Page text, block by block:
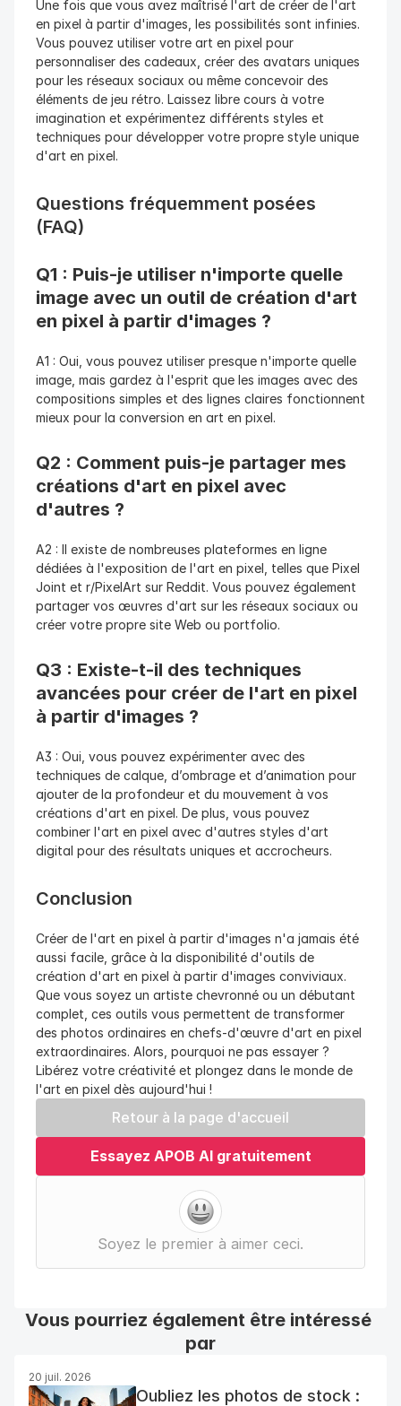
Une fois que vous avez maîtrisé l'art de créer de l'art
en pixel à partir d'images, les possibilités sont infinies.
Vous pouvez utiliser votre art en pixel pour
personnaliser des cadeaux, créer des avatars uniques
pour les réseaux sociaux ou même concevoir des
éléments de jeu rétro. Laissez libre cours à votre
imagination et expérimentez différents styles et
techniques pour développer votre propre style unique
d'art en pixel.
Questions fréquemment posées
(FAQ)
Q1 : Puis-je utiliser n'importe quelle
image avec un outil de création d'art
en pixel à partir d'images ?
A1 : Oui, vous pouvez utiliser presque n'importe quelle
image, mais gardez à l'esprit que les images avec des
compositions simples et des lignes claires fonctionnent
mieux pour la conversion en art en pixel.
Q2 : Comment puis-je partager mes
créations d'art en pixel avec
d'autres ?
A2 : Il existe de nombreuses plateformes en ligne
dédiées à l'exposition de l'art en pixel, telles que Pixel
Joint et r/PixelArt sur Reddit. Vous pouvez également
partager vos œuvres d'art sur les réseaux sociaux ou
créer votre propre site Web ou portfolio.
Q3 : Existe-t-il des techniques
avancées pour créer de l'art en pixel
à partir d'images ?
A3 : Oui, vous pouvez expérimenter avec des
techniques de calque, d’ombrage et d’animation pour
ajouter de la profondeur et du mouvement à vos
créations d'art en pixel. De plus, vous pouvez
combiner l'art en pixel avec d'autres styles d'art
digital pour des résultats uniques et accrocheurs.
Conclusion
Créer de l'art en pixel à partir d'images n'a jamais été
aussi facile, grâce à la disponibilité d'outils de
création d'art en pixel à partir d'images conviviaux.
Que vous soyez un artiste chevronné ou un débutant
complet, ces outils vous permettent de transformer
des photos ordinaires en chefs-d'œuvre d'art en pixel
extraordinaires. Alors, pourquoi ne pas essayer ?
Libérez votre créativité et plongez dans le monde de
l'art en pixel dès aujourd'hui !
Retour à la page d'accueil
Essayez APOB AI gratuitement
Soyez le premier à aimer ceci.
Vous pourriez également être intéressé
par
20 juil. 2026
Oubliez les photos de stock :